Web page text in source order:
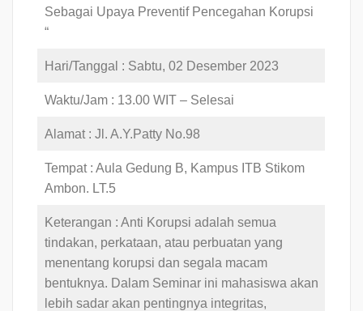
Sebagai Upaya Preventif Pencegahan Korupsi
“
Hari/Tanggal : Sabtu, 02 Desember 2023
Waktu/Jam : 13.00 WIT – Selesai
Alamat : Jl. A.Y.Patty No.98
Tempat : Aula Gedung B, Kampus ITB Stikom
Ambon. LT.5
Keterangan : Anti Korupsi adalah semua
tindakan, perkataan, atau perbuatan yang
menentang korupsi dan segala macam
bentuknya. Dalam Seminar ini mahasiswa akan
lebih sadar akan pentingnya integritas,